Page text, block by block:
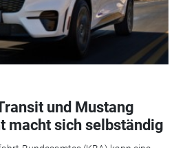
und Mustang
macht sich selbständig